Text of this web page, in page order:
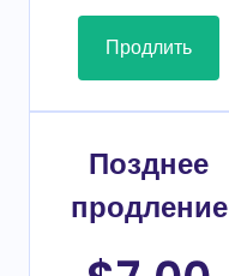
Продлить
Позднее
продление